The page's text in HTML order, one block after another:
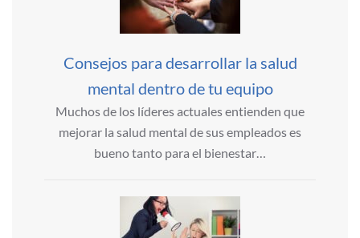
Consejos para desarrollar la salud
mental dentro de tu equipo
Muchos de los líderes actuales entienden que
mejorar la salud mental de sus empleados es
bueno tanto para el bienestar…